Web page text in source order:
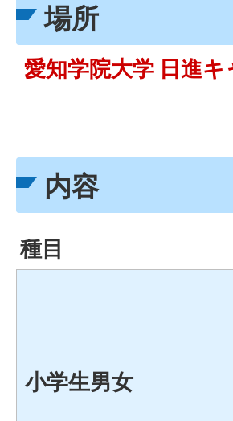
場所
愛知学院大学 日進
内容
種目
小学生男女